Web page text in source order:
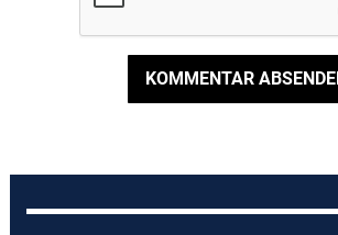
KOMMENTAR